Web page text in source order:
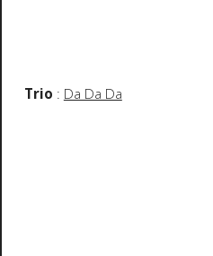
Trio : Da Da Da